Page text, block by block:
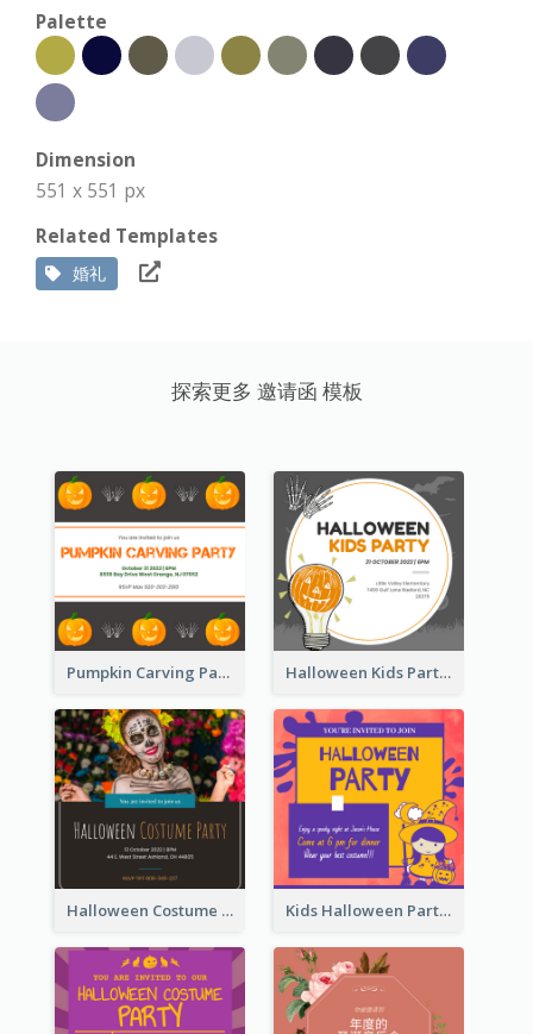
Palette
Dimension
551 x 551 px
Related Templates
婚礼
探索更多 邀请函 模板
Pumpkin Carving Party Invitation Halloween Kids Party Invitation
Halloween Costume Party Invitation Kids Halloween Party Invitation